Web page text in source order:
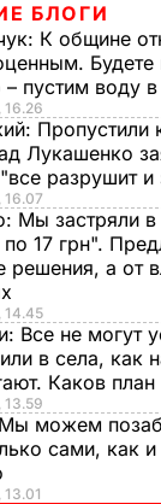
БЛОГИ
К общине
Будете
пустим воду в
16.26
Пропустили
Лукашенко
разрушит и
16.07
Мы застряли в
по 17 грн".
решения, а от
14.45
Все не могут
в села, как
Каков план
13.59
Мы можем
сами, как и
13.01